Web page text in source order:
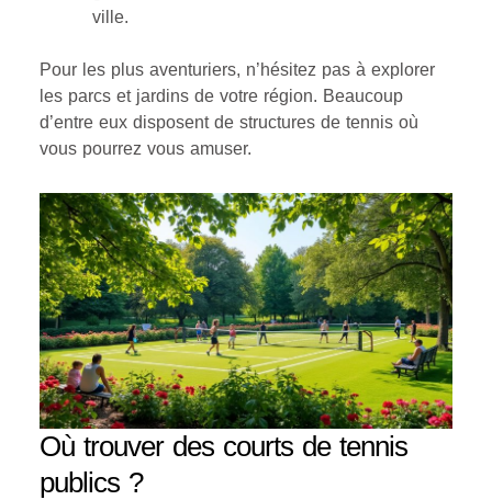
ville.
Pour les plus aventuriers, n’hésitez pas à explorer
les parcs et jardins de votre région. Beaucoup
d’entre eux disposent de structures de tennis où
vous pourrez vous amuser.
Où trouver des courts de tennis
publics ?